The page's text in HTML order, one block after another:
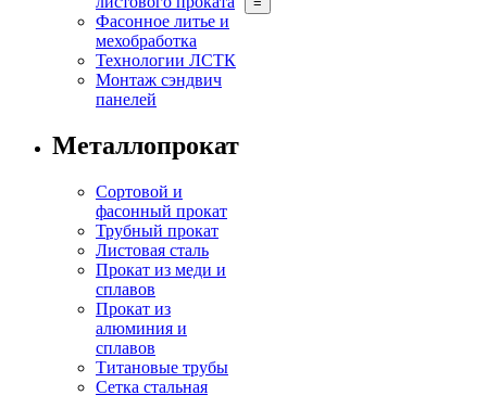
Фасонное литье и
мехобработка
Технологии ЛСТК
Монтаж сэндвич
панелей
Металлопрокат
Сортовой и
фасонный прокат
Трубный прокат
Листовая сталь
Прокат из меди и
сплавов
Прокат из
алюминия и
сплавов
Титановые трубы
Сетка стальная